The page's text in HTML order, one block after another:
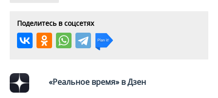
Поделитесь в соцсетях
«Реальное время» в Дзен